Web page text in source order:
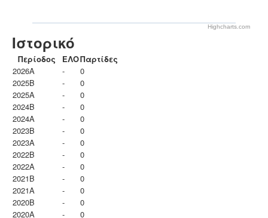
Highcharts.com
Ιστορικό
Περίοδος ΕΛΟΠαρτίδες
2026A
-
0
2025B
-
0
2025A
-
0
2024B
-
0
2024A
-
0
2023B
-
0
2023Α
-
0
2022B
-
0
2022A
-
0
2021B
-
0
2021A
-
0
2020B
-
0
2020A
- 0